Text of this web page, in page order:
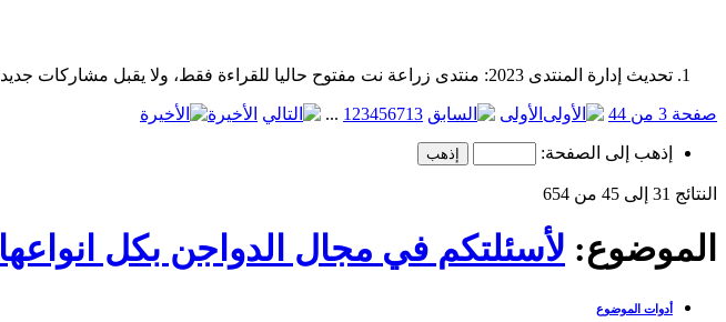
تحديث إدارة المنتدى 2023: منتدى زراعة نت مفتوح حاليا للقراءة فقط، ولا يقبل مشاركات جديدة. يمكنكم استخدام الشريط الظاهر أعلاه للبحث في كافة مواضيع المدوّنة والمنتدى.
صفحة 3 من 44 الأولى 1 23456713
... الأخيرة
إذهب إلى الصفحة:
النتائج 31 إلى 45 من 654
الموضوع: لأسئلتكم في مجال الدواجن بكل انواعها
أدوات الموضوع